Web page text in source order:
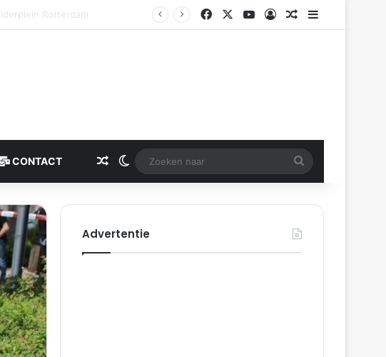
Facebook
X YouTubeLog InGerelateerd artikel
Sidebar
CONTACT Gerelateerd artikel
Switch skin
Zoeken
naar
Advertentie